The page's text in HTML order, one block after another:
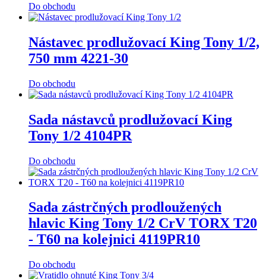
Do obchodu
Nástavec prodlužovací King Tony 1/2,
750 mm 4221-30
Do obchodu
Sada nástavců prodlužovací King
Tony 1/2 4104PR
Do obchodu
Sada zástrčných prodloužených
hlavic King Tony 1/2 CrV TORX T20
- T60 na kolejnici 4119PR10
Do obchodu